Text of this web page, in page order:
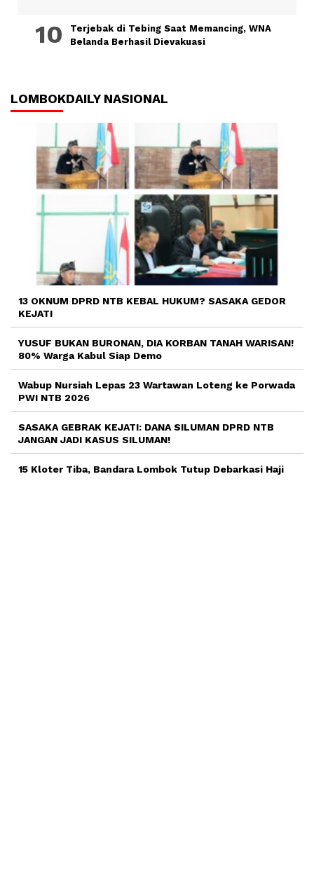
Terjebak di Tebing Saat Memancing, WNA
Belanda Berhasil Dievakuasi
LOMBOKDAILY NASIONAL
13 OKNUM DPRD NTB KEBAL HUKUM? SASAKA GEDOR
KEJATI
YUSUF BUKAN BURONAN, DIA KORBAN TANAH WARISAN!
80% Warga Kabul Siap Demo
Wabup Nursiah Lepas 23 Wartawan Loteng ke Porwada
PWI NTB 2026
SASAKA GEBRAK KEJATI: DANA SILUMAN DPRD NTB
JANGAN JADI KASUS SILUMAN!
15 Kloter Tiba, Bandara Lombok Tutup Debarkasi Haji